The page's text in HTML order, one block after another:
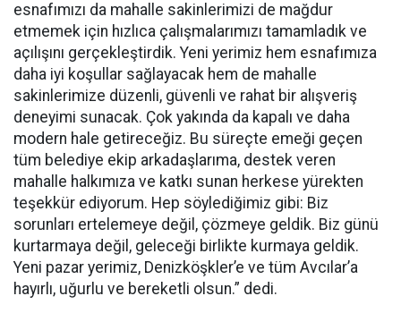
esnafımızı da mahalle sakinlerimizi de mağdur
etmemek için hızlıca çalışmalarımızı tamamladık ve
açılışını gerçekleştirdik. Yeni yerimiz hem esnafımıza
daha iyi koşullar sağlayacak hem de mahalle
sakinlerimize düzenli, güvenli ve rahat bir alışveriş
deneyimi sunacak. Çok yakında da kapalı ve daha
modern hale getireceğiz. Bu süreçte emeği geçen
tüm belediye ekip arkadaşlarıma, destek veren
mahalle halkımıza ve katkı sunan herkese yürekten
teşekkür ediyorum. Hep söylediğimiz gibi: Biz
sorunları ertelemeye değil, çözmeye geldik. Biz günü
kurtarmaya değil, geleceği birlikte kurmaya geldik.
Yeni pazar yerimiz, Denizköşkler’e ve tüm Avcılar’a
hayırlı, uğurlu ve bereketli olsun.” dedi.